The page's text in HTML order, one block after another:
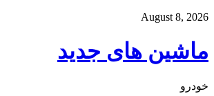
August 8, 2026
ماشین های جدید
خودرو